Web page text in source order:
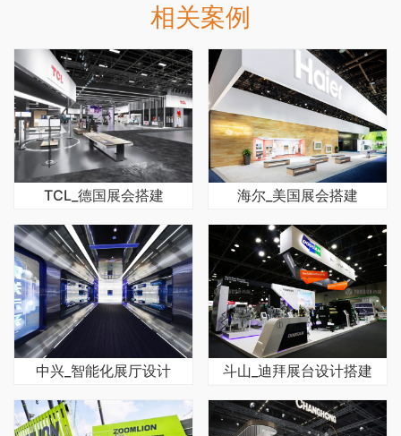
相关案例
TCL_德国展会搭建 海尔_美国展会搭建
中兴_智能化展厅设计 斗山_迪拜展台设计搭建